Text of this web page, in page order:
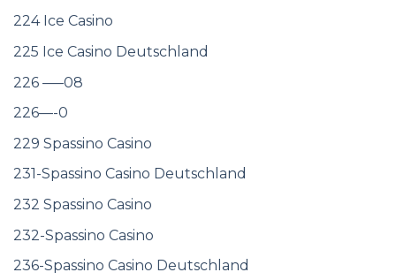
224 Ice Casino
225 Ice Casino Deutschland
226 —–08
226—-0
229 Spassino Casino
231-Spassino Casino Deutschland
232 Spassino Casino
232-Spassino Casino
236-Spassino Casino Deutschland